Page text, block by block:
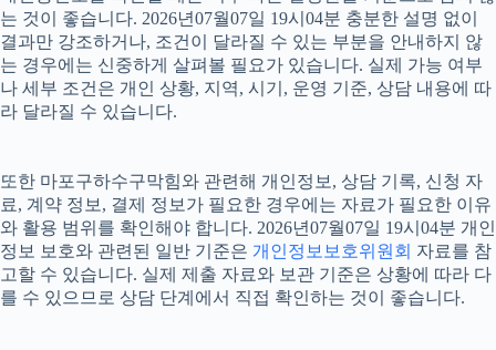
는 것이 좋습니다. 2026년07월07일 19시04분 충분한 설명 없이
결과만 강조하거나, 조건이 달라질 수 있는 부분을 안내하지 않
는 경우에는 신중하게 살펴볼 필요가 있습니다. 실제 가능 여부
나 세부 조건은 개인 상황, 지역, 시기, 운영 기준, 상담 내용에 따
라 달라질 수 있습니다.
또한 마포구하수구막힘와 관련해 개인정보, 상담 기록, 신청 자
료, 계약 정보, 결제 정보가 필요한 경우에는 자료가 필요한 이유
와 활용 범위를 확인해야 합니다. 2026년07월07일 19시04분 개인
정보 보호와 관련된 일반 기준은 개인정보보호위원회 자료를 참
고할 수 있습니다. 실제 제출 자료와 보관 기준은 상황에 따라 다
를 수 있으므로 상담 단계에서 직접 확인하는 것이 좋습니다.